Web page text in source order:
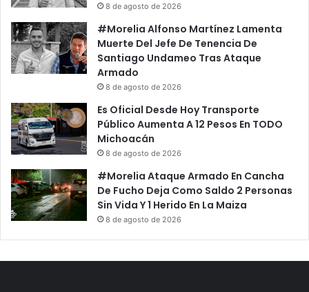
8 de agosto de 2026
#Morelia Alfonso Martínez Lamenta
Muerte Del Jefe De Tenencia De
Santiago Undameo Tras Ataque
Armado
8 de agosto de 2026
Es Oficial Desde Hoy Transporte
Público Aumenta A 12 Pesos En TODO
Michoacán
8 de agosto de 2026
#Morelia Ataque Armado En Cancha
De Fucho Deja Como Saldo 2 Personas
Sin Vida Y 1 Herido En La Maiza
8 de agosto de 2026